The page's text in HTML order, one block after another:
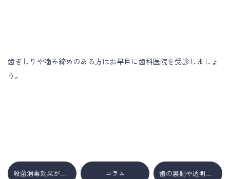
歯ぎしりや噛み締めのある方はお早目に歯科医院を受診しましょ
う。
殺菌消毒効果がアリ！お口の中、喉にも使える洗浄液。 コラム 歯の裏側や透明な装置で目立ちにくい矯正治療もあります。